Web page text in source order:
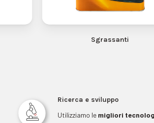
Sgrassanti
Ricerca e sviluppo
Utilizziamo le migliori